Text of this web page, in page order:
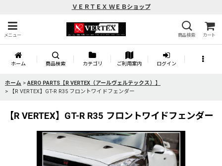
ＶＥＲＴＥＸ ＷＥＢショップ
メニュー 商品検索 カート
ホーム 商品検索 カテゴリ ご利用案内 ログイン
ホーム > AERO PARTS【R VERTEX（アールヴェルテックス）】
>
【R VERTEX】GT-R R35 フロントワイドフェンダー
【R VERTEX】GT-R R35 フロントワイドフェンダー